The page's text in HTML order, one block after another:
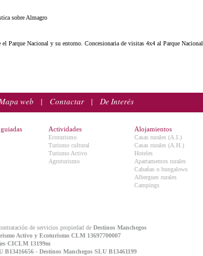
sobre Almagro
Parque Nacional y su entorno. Concesionaria de visitas 4x4 al Parque Nacional
web | Contactar| De Interés
Actividades
Ecoturismo
Turismo cultural
Turismo Activo
Agroturismo
Alojamientos
Casas rurales (A.I.)
Casas rurales (A.H.)
Hoteles
Apartamentos rurales
Cabañas o bungalows
Albergues rurales
Campings
de servicios propiedad de Destinos Manchegos
Activo y Ecoturismo CLM 13697700007
CICLM 13199m
B13416656 - Destinos Manchegos SLU B13461199